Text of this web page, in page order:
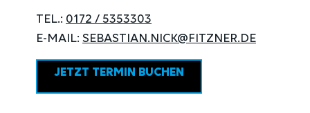
TEL.: 0172 / 5353303
E-MAIL: SEBASTIAN.NICK@FITZNER.DE
JETZT TERMIN BUCHEN